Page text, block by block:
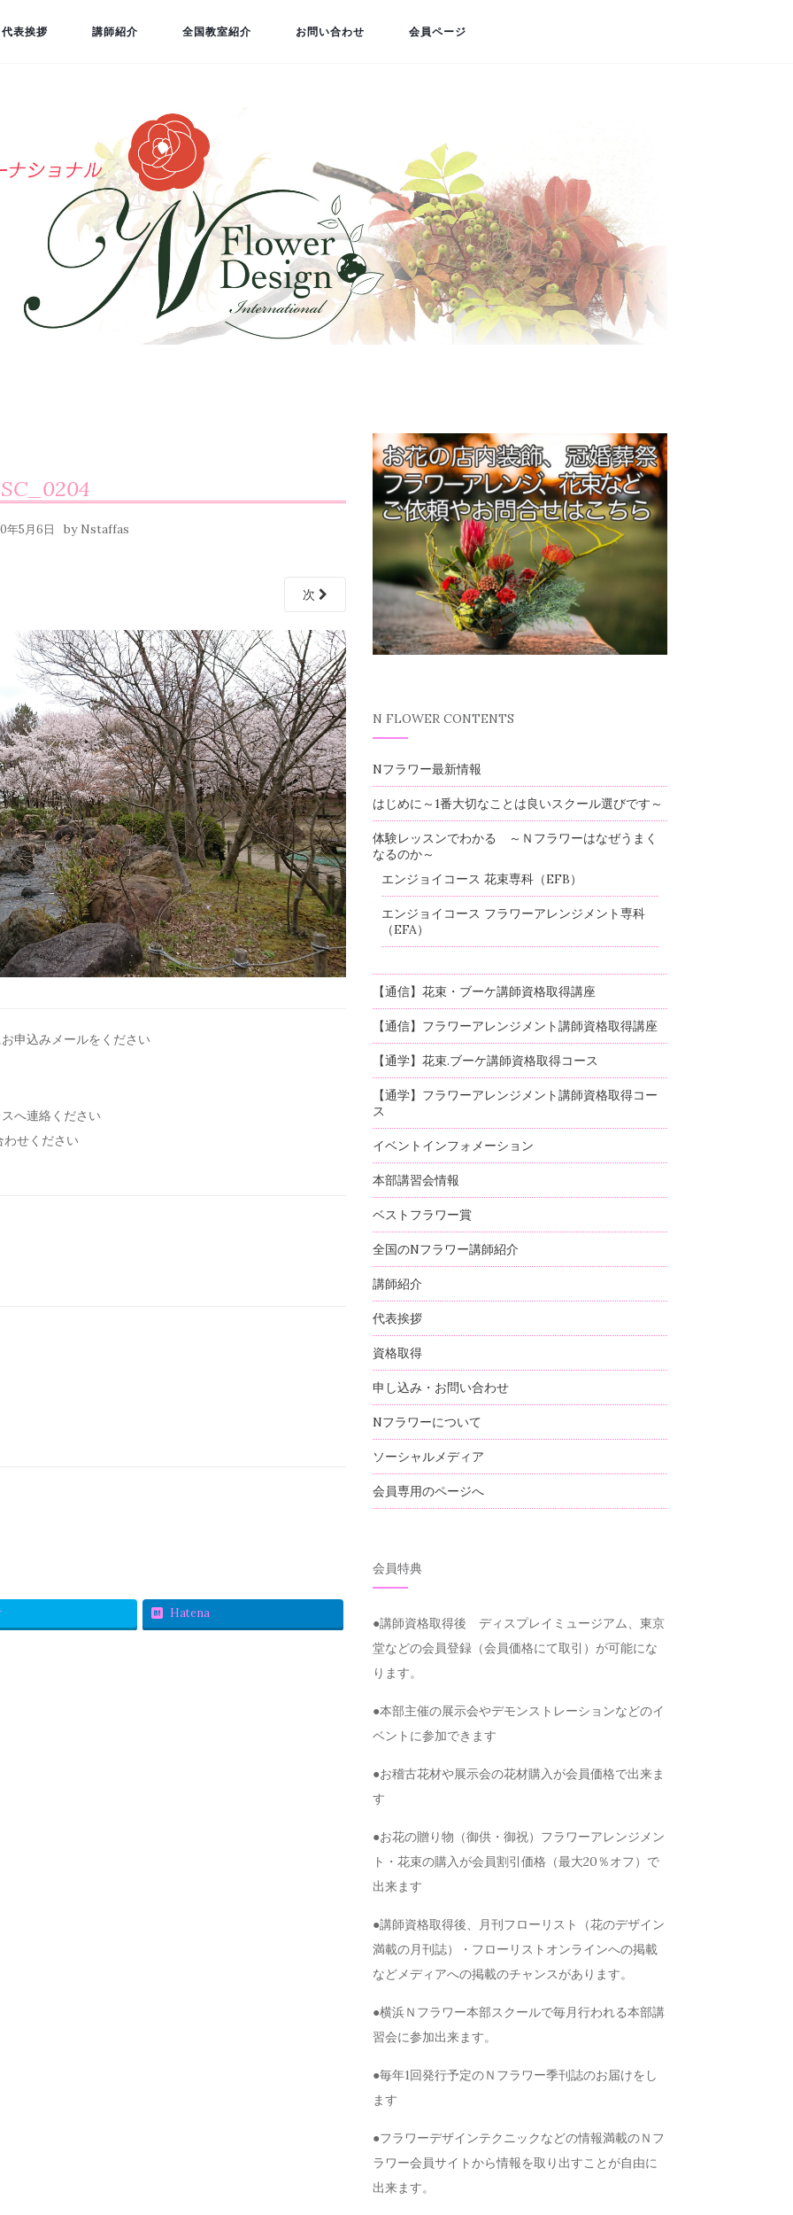
代表挨拶 講師紹介 全国教室紹介 お問い合わせ 会員ページ
年5月6日 by Nstaffas
次
申込みメールを ください
へ連絡ください
せください
Hatena
N FLOWER CONTENTS
Nフラワー最新情報
はじめに～1番大切なことは良いスクール選びです～
体験レッスンでわかる ～Ｎフラワーはなぜうまく
なるのか～
エンジョイコース 花束専科（EFB）
エンジョイコース フラワーアレンジメント専科
（EFA）
【通信】花束・ブーケ講師資格取得講座
【通信】フラワーアレンジメント講師資格取得講座
【通学】花束.ブーケ講師資格取得コース
【通学】フラワーアレンジメント講師資格取得コー
ス
イベントインフォメーション
本部講習会情報
ベストフラワー賞
全国のNフラワー講師紹介
講師紹介
代表挨拶
資格取得
申し込み・お問い合わせ
Nフラワーについて
ソーシャルメディア
会員専用のページへ
会員特典
●講師資格取得後 ディスプレイミュージアム、東京
堂などの会員登録（会員価格にて取引）が可能にな
ります。
●本部主催の展示会やデモンストレーションなどのイ
ベントに参加できます
●お稽古花材や展示会の花材購入が会員価格で出来ま
す
●お花の贈り物（御供・御祝）フラワーアレンジメン
ト・花束の購入が会員割引価格（最大20％オフ）で
出来ます
●講師資格取得後、月刊フローリスト（花のデザイン
満載の月刊誌）・フローリストオンラインへの掲載
などメディアへの掲載のチャンスがあります。
●横浜Ｎフラワー本部スクールで毎月行われる本部講
習会に参加出来ます。
●毎年1回発行予定のＮフラワー季刊誌のお届けをし
ます
●フラワーデザインテクニックなどの情報満載のＮフ
ラワー会員サイトから情報を取り出すことが自由に
出来ます。